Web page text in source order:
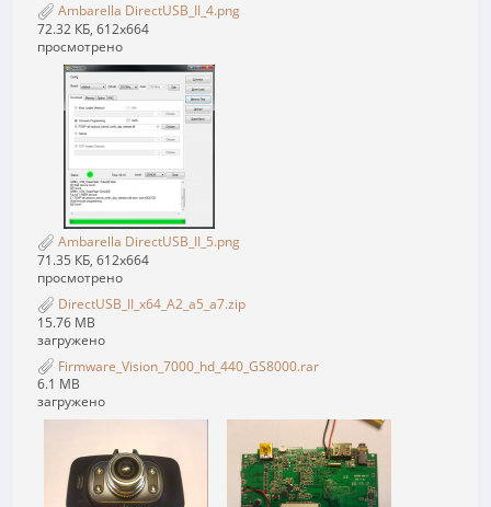
Ambarella DirectUSB_II_4.png
72.32 КБ, 612x664
просмотрено
Ambarella DirectUSB_II_5.png
71.35 КБ, 612x664
просмотрено
DirectUSB_II_x64_A2_a5_a7.zip
15.76 MB
загружено
Firmware_Vision_7000_hd_440_GS8000.rar
6.1 MB
загружено